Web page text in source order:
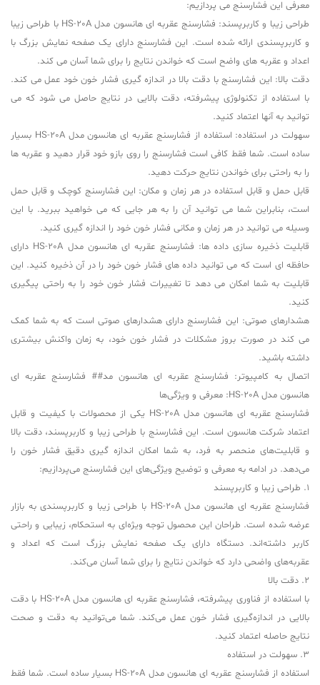
معرفی این فشارسنج می پردازیم:
طراحی زیبا و کاربرپسند: فشارسنج عقربه ای هانسون مدل HS-20A با طراحی زیبا
و کاربرپسندی ارائه شده است. این فشارسنج دارای یک صفحه نمایش بزرگ با
اعداد و عقربه های واضح است که خواندن نتایج را برای شما آسان می کند.
دقت بالا: این فشارسنج با دقت بالا در اندازه گیری فشار خون خود عمل می کند.
با استفاده از تکنولوژی پیشرفته، دقت بالایی در نتایج حاصل می شود که می
توانید به آنها اعتماد کنید.
سهولت در استفاده: استفاده از فشارسنج عقربه ای هانسون مدل HS-20A بسیار
ساده است. شما فقط کافی است فشارسنج را روی بازو خود قرار دهید و عقربه ها
را به راحتی برای خواندن نتایج حرکت دهید.
قابل حمل و قابل استفاده در هر زمان و مکان: این فشارسنج کوچک و قابل حمل
است، بنابراین شما می توانید آن را به هر جایی که می خواهید ببرید. با این
وسیله می توانید در هر زمان و مکانی فشار خون خود را اندازه گیری کنید.
قابلیت ذخیره سازی داده ها: فشارسنج عقربه ای هانسون مدل HS-20A دارای
حافظه ای است که می توانید داده های فشار خون خود را در آن ذخیره کنید. این
قابلیت به شما امکان می دهد تا تغییرات فشار خون خود را به راحتی پیگیری
کنید.
هشدارهای صوتی: این فشارسنج دارای هشدارهای صوتی است که به شما کمک
می کند در صورت بروز مشکلات در فشار خون خود، به زمان واکنش بیشتری
داشته باشید.
اتصال به کامپیوتر: فشارسنج عقربه ای هانسون مد## فشارسنج عقربه ای
هانسون مدل HS-20A: معرفی و ویژگی‌ها
فشارسنج عقربه ای هانسون مدل HS-20A یکی از محصولات با کیفیت و قابل
اعتماد شرکت هانسون است. این فشارسنج با طراحی زیبا و کاربرپسند، دقت بالا
و قابلیت‌های منحصر به فرد، به شما امکان اندازه گیری دقیق فشار خون را
می‌دهد. در ادامه به معرفی و توضیح ویژگی‌های این فشارسنج می‌پردازیم:
1. طراحی زیبا و کاربرپسند
فشارسنج عقربه ای هانسون مدل HS-20A با طراحی زیبا و کاربرپسندی به بازار
عرضه شده است. طراحان این محصول توجه ویژه‌ای به استحکام، زیبایی و راحتی
کاربر داشته‌اند. دستگاه دارای یک صفحه نمایش بزرگ است که اعداد و
عقربه‌های واضحی دارد که خواندن نتایج را برای شما آسان می‌کند.
2. دقت بالا
با استفاده از فناوری پیشرفته، فشارسنج عقربه ای هانسون مدل HS-20A با دقت
بالایی در اندازه‌گیری فشار خون عمل می‌کند. شما می‌توانید به دقت و صحت
نتایج حاصله اعتماد کنید.
3. سهولت در استفاده
استفاده از فشارسنج عقربه ای هانسون مدل HS-20A بسیار ساده است. شما فقط